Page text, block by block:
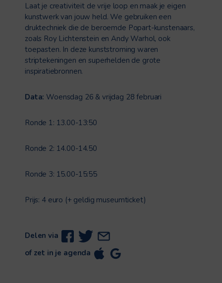
Laat je creativiteit de vrije loop en maak je eigen
kunstwerk van jouw held. We gebruiken een
druktechniek die de beroemde Popart-kunstenaars,
zoals Roy Lichtenstein en Andy Warhol, ook
toepasten. In deze kunststroming waren
striptekeningen en superhelden de grote
inspiratiebronnen.
Data: Woensdag 26 & vrijdag 28 februari
Ronde 1: 13.00-13:50
Ronde 2: 14.00-14.50
Ronde 3: 15.00-15:55
Prijs: 4 euro (+ geldig museumticket)
Delen via
of zet in je agenda